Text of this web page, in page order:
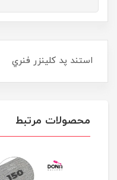
استند پد کلينزر فنري
محصولات مرتبط